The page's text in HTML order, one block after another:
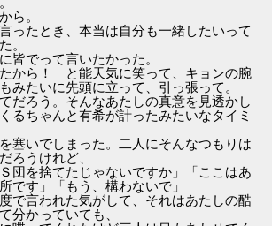
ら。
ったとき、本当は自分も一緒したいって
。
皆でって言いたかった。
から！ と能天気に笑って、キョンの腕
みたいに先頭に立って、引っ張って。
だろう。そんなあたしの真意を見透かし
るちゃんと有希が計ったみたいなタイミ
塞いでしまった。二人にそんなつもりは
ろうけれど、
Ｓ団を捨てたじゃないですか」「ここはあ
です」「もう、構わないで」
で言われた気がして、それはあたしの酷
分かっていても、